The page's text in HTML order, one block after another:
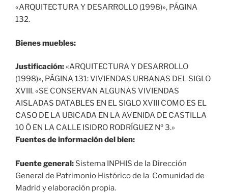
«ARQUITECTURA Y DESARROLLO (1998)», PÁGINA
132.
Bienes muebles:
Justificación:«ARQUITECTURA Y DESARROLLO
(1998)», PÁGINA 131: VIVIENDAS URBANAS DEL SIGLO
XVIII. «SE CONSERVAN ALGUNAS VIVIENDAS
AISLADAS DATABLES EN EL SIGLO XVIII COMO ES EL
CASO DE LA UBICADA EN LA AVENIDA DE CASTILLA
10 Ó EN LA CALLE ISIDRO RODRÍGUEZ Nº 3.»
Fuentes de información del bien:
Fuente general: Sistema INPHIS de la Dirección
General de Patrimonio Histórico de la Comunidad de
Madrid y elaboración propia.